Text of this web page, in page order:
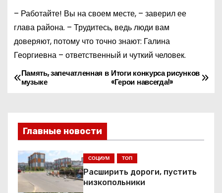
– Работайте! Вы на своем месте, – заверил ее
глава района. – Трудитесь, ведь люди вам
доверяют, потому что точно знают: Галина
Георгиевна – ответственный и чуткий человек.
Н
в
и
г
а
Итоги конкурса рисунков
«Герои навсегда!»
Память, запечатленная в
музыке
Главные новости
СОЦИУМ ТОП
Расширить дороги, пустить
низкопольники